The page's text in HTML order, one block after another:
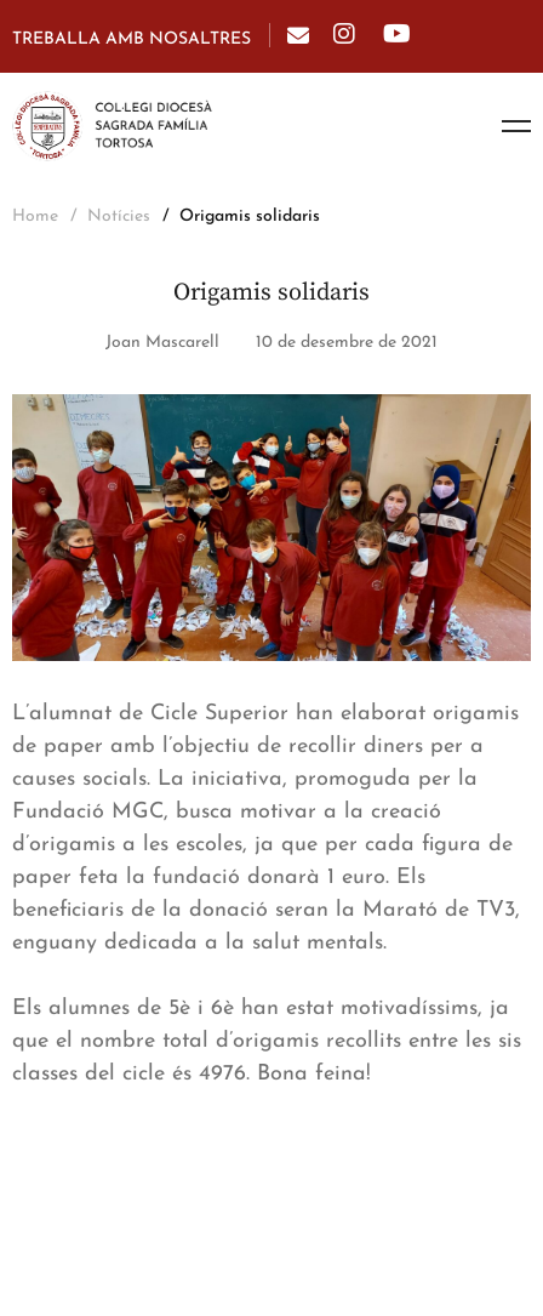
TREBALLA AMB NOSALTRES
Home Notícies Origamis solidaris
Origamis solidaris
Joan Mascarell 10 de desembre de 2021
L’alumnat de Cicle Superior han elaborat origamis
de paper amb l’objectiu de recollir diners per a
causes socials. La iniciativa, promoguda per la
Fundació MGC, busca motivar a la creació
d’origamis a les escoles, ja que per cada figura de
paper feta la fundació donarà 1 euro. Els
beneficiaris de la donació seran la Marató de TV3,
enguany dedicada a la salut mentals.
Els alumnes de 5è i 6è han estat motivadíssims, ja
que el nombre total d’origamis recollits entre les sis
classes del cicle és 4976. Bona feina!